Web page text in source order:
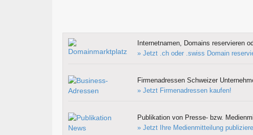
Internetnamen, Domains reservieren
» Jetzt .ch oder .swiss Domain
Firmenadressen Schweizer
» Jetzt Firmenadressen kaufen!
Publikation von Presse- bzw.
» Jetzt Ihre Medienmitteilung